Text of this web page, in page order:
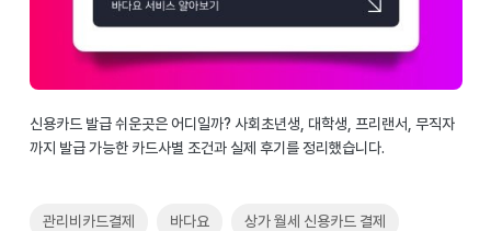
신용카드 발급 쉬운곳은 어디일까? 사회초년생, 대학생, 프리랜서, 무직자
까지 발급 가능한 카드사별 조건과 실제 후기를 정리했습니다.
관리비카드결제 바다요 상가 월세 신용카드 결제